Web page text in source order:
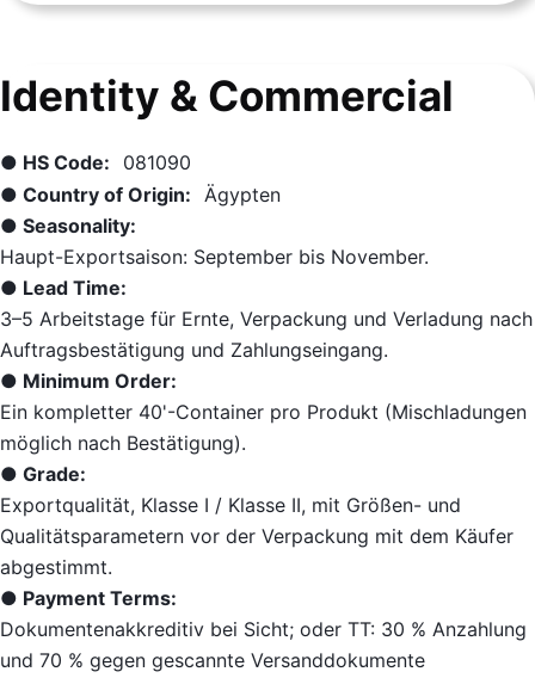
Identity & Commercial
● HS Code:
081090
● Country of Origin: Ägypten
● Seasonality:
Haupt-Exportsaison: September bis November.
● Lead Time:
3–5 Arbeitstage für Ernte, Verpackung und Verladung nach
Auftragsbestätigung und Zahlungseingang.
● Minimum Order:
Ein kompletter 40'-Container pro Produkt (Mischladungen
möglich nach Bestätigung).
● Grade:
Exportqualität, Klasse I / Klasse II, mit Größen- und
Qualitätsparametern vor der Verpackung mit dem Käufer
abgestimmt.
● Payment Terms:
Dokumentenakkreditiv bei Sicht; oder TT: 30 % Anzahlung
und 70 % gegen gescannte Versanddokumente